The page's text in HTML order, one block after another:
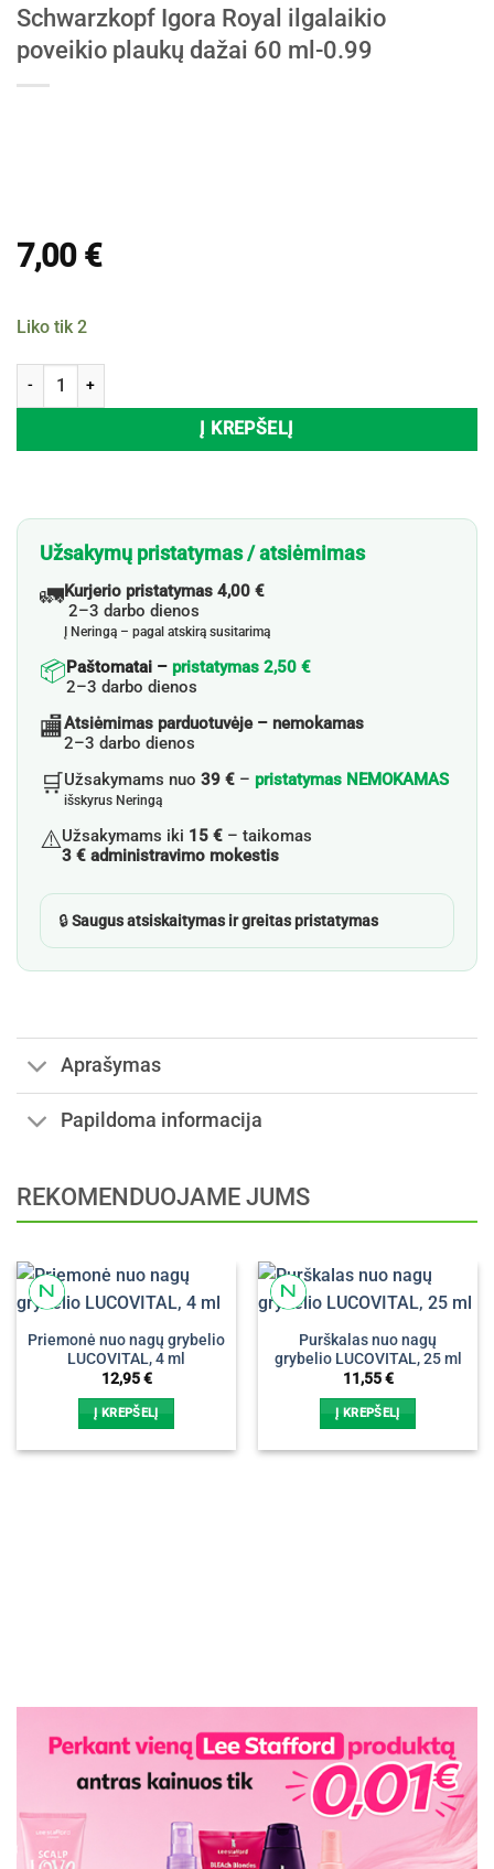
Schwarzkopf Igora Royal ilgalaikio
poveikio plaukų dažai 60 ml-0.99
7,00 €
Liko tik 2
produkto kiekis: Schwarzkopf Igora Royal ilgalaikio poveikio plaukų
Į KREPŠELĮ
Užsakymų pristatymas / atsiėmimas
🚛Kurjerio pristatymas 4,00 €
2–3 darbo dienos
Į Neringą – pagal atskirą susitarimą
📦Paštomatai – pristatymas 2,50 €
2–3 darbo dienos
🏬Atsiėmimas parduotuvėje – nemokamas
2–3 darbo dienos
🛒Užsakymams nuo 39 € – pristatymas NEMOKAMAS
išskyrus Neringą
⚠️Užsakymams iki 15 € – taikomas
3 € administravimo mokestis
🔒Saugus atsiskaitymas ir greitas pristatymas
Aprašymas
Papildoma informacija
REKOMENDUOJAME JUMS
Priemonė nuo nagų grybelio
LUCOVITAL, 4 ml
12,95€
Į KREPŠELĮ
Purškalas nuo nagų
grybelio LUCOVITAL, 25 ml
11,55€
Į KREPŠELĮ